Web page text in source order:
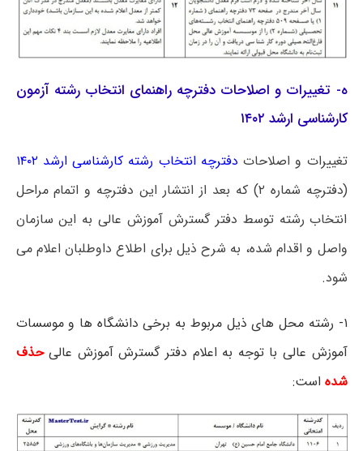
ه- تغییرات و اصلاحات دفترچه راهنمای انتخاب رشته آزمون
کارشناسی ارشد ۱۴۰۲
تغییرات و اصلاحات دفترچه انتخاب رشته کارشناسی ارشد ۱۴۰۲
(دفترچه شماره ۲) که بعد از انتشار این دفترچه و اتمام مراحل
انتخاب رشته توسط دفتر گسترش آموزش عالی به این سازمان
واصل و اقدام شده، به شرح ذیل برای اطلاع داوطلبان اعلام می
شود.
۱- رشته محل های ذیل مربوط به برخی دانشگاه ها و موسسات
آموزش عالی با توجه به اعلام دفتر گسترش آموزش عالیحذف
شده است: